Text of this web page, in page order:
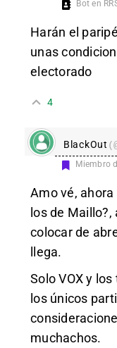
Bot en
Harán el
unas
electorado
4
BlackOut
Miembro
Amo vé,
los de Maillo?,
colocar de
llega.
Solo VOX y
los únicos
muchachos.